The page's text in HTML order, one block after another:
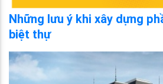
Những lưu ý khi xây dựng
biệt thự